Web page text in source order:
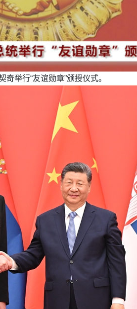
举行“友谊勋章”颁授仪式。